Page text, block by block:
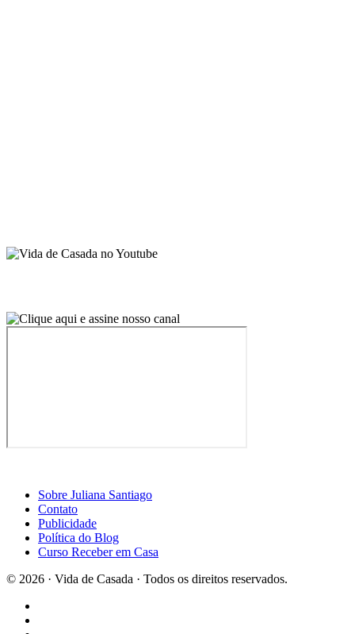
Sobre Juliana Santiago
Contato
Publicidade
Política do Blog
Curso Receber em Casa
© 2026 · Vida de Casada · Todos os direitos reservados.